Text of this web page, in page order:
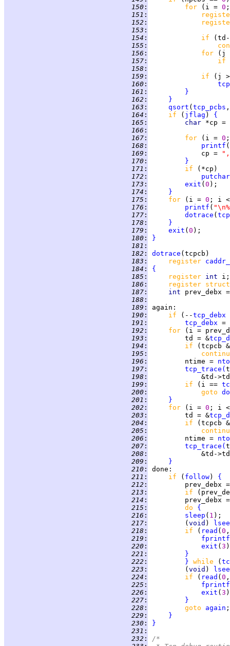
150 : for (i = 0
151 :
152 :
153 :
154 : if
155 :
156 : for
(j
157 :
if
158 :
159 :
if
160 :
161 :
}
162 :
}
163 : qsort ( tcp_pcbs
164 : if ( jflag ) {
165 : char *cp =
166 :
167 : for (i = 0
168 : printf (
169 :
             cp =
170 :
}
171 : if
172 :
putchar
173 : exit ( 0
174 :
}
175 : for (i = 0 ; i <
176 : printf (
177 : dotrace (
178 :
}
179 : exit ( 0
180 :
}
181 :
182 : dotrace
183 : register
184 :
{
185 : register int
186 :
register
187 : int prev_debx
188 :
189 : again
190 : if (--tcp_debx
191 : tcp_debx =
192 : for
(i =
193 :
         td = &
194 :
if
195 :
196 :
         ntime =
197 : tcp_trace (
198 :
&td-
199 : if (i ==
200 : goto
201 :
}
202 : for (i = 0 ; i
203 :
         td = &
204 :
if
205 :
206 :
         ntime =
207 : tcp_trace (
208 :
&td-
209 :
}
210 : done
211 : if ( follow) {
212 :
prev_debx
213 : if
214 :
prev_debx
215 : do {
216 : sleep ( 1
217 :
         (
void )
218 : if ( read ( 0
219 :
fprintf
220 : exit ( 3
221 :
}
222 : } while (
223 :
         (
void )
224 : if ( read ( 0
225 :
fprintf
226 : exit ( 3
227 :
}
228 : goto again
229 :
}
230 :
}
231 :
232 :
/*